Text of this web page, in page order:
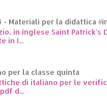
- Materiali per la didattica
in inglese Saint Patrick's
in I...
per la classe quinta
di italiano per le
d...